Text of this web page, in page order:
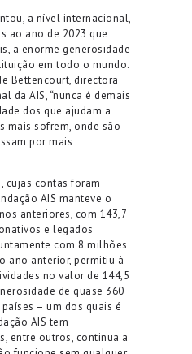
a nível internacional,
ao ano de 2023 que
a enorme generosidade
em todo o mundo.
Bettencourt, directora
da AIS, “nunca é demais
dos que ajudam a
mais sofrem, onde são
por mais
cujas contas foram
AIS manteve o
anteriores, com 143,7
e legados
com 8 milhões
ano anterior, permitiu à
no valor de 144,5
de quase 360
– um dos quais é
AIS tem
entre outros, continua a